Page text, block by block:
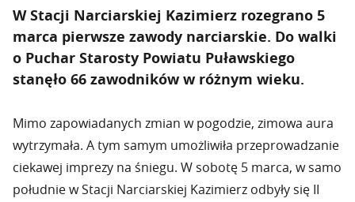
W Stacji Narciarskiej Kazimierz rozegrano 5
marca pierwsze zawody narciarskie. Do walki
o Puchar Starosty Powiatu Puławskiego
stanęło 66 zawodników w różnym wieku.
Mimo zapowiadanych zmian w pogodzie, zimowa aura
wytrzymała. A tym samym umożliwiła przeprowadzanie
ciekawej imprezy na śniegu. W sobotę 5 marca, w samo
południe w Stacji Narciarskiej Kazimierz odbyły się II